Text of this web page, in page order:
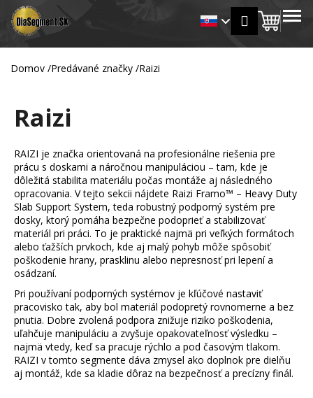
Prejsť
obsah
košík
MENU
Domov /Predávané značky /Raizi
Raizi
RAIZI je značka orientovaná na profesionálne riešenia pre
prácu s doskami a náročnou manipuláciou – tam, kde je
dôležitá stabilita materiálu počas montáže aj následného
opracovania. V tejto sekcii nájdete Raizi Framo™ – Heavy Duty
Slab Support System, teda robustný podporný systém pre
dosky, ktorý pomáha bezpečne podoprieť a stabilizovať
materiál pri práci. To je praktické najmä pri veľkých formátoch
alebo ťažších prvkoch, kde aj malý pohyb môže spôsobiť
poškodenie hrany, prasklinu alebo nepresnosť pri lepení a
osádzaní.
Pri používaní podporných systémov je kľúčové nastaviť
pracovisko tak, aby bol materiál podopretý rovnomerne a bez
pnutia. Dobre zvolená podpora znižuje riziko poškodenia,
uľahčuje manipuláciu a zvyšuje opakovateľnosť výsledku –
najmä vtedy, keď sa pracuje rýchlo a pod časovým tlakom.
RAIZI v tomto segmente dáva zmysel ako doplnok pre dielňu
aj montáž, kde sa kladie dôraz na bezpečnosť a precízny finál.
š
Späť
Späť
Č
p
o
t
r
e
b
u
j
e
t
e
n
á
j
s
ť